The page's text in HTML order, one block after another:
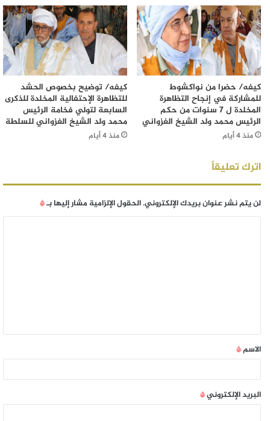
كيفه/ حضرا من نواكشوط
للمشاركة في إنجاح التظاهرة
المخلدة ل 7 سنوات من حكم
الرئيس محمد ولد الشيخ الغزواني
منذ 4 أيام
كيفه/ توضيح بخصوص الحشد
للتظاهرة الإحتفالية المخلدة للذكرى
السابعة لتولي فخامة الرئيس
محمد ولد الشيخ الغزواني للسلطة
منذ 4 أيام
اترك تعليقاً
لن يتم نشر عنوان بريدك الإلكتروني.الحقول الإلزامية مشار إليها بـ*
الاسم*
البريد الإلكتروني*